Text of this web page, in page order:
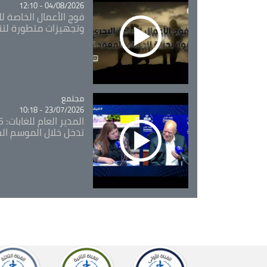
04/08/2026 - 12:10
فوج الأعمال الخاصة
وتجهيزات متطورة
Catégorie
مجتمع
23/07/2026 - 10:18
تدخل خلال الموسم